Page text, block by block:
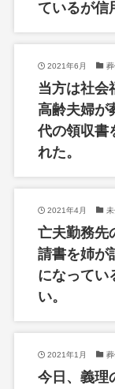
ているが信
2021年6月
当方は社会
高齢夫婦が
代の領収書
れた。
2021年4月
亡夫勤務先
請書を姉が
になってい
い。
2021年1月
今日、義理